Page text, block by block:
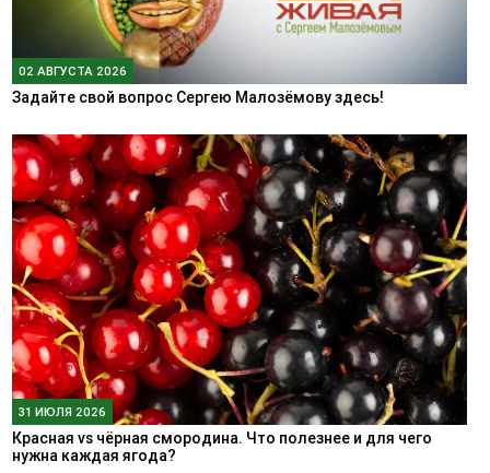
02 АВГУСТА 2026
Задайте свой вопрос Сергею Малозёмову здесь!
31 ИЮЛЯ 2026
Красная vs чёрная смородина. Что полезнее и для чего
нужна каждая ягода?